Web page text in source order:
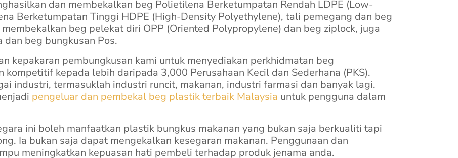
dan membekalkan beg Polietilena Berketumpatan Rendah LDPE (Low-
Berketumpatan Tinggi HDPE (High-Density Polyethylene), tali pemegang dan beg
beg pelekat diri OPP (Oriented Polypropylene) dan beg ziplock, juga
beg bungkusan Pos.
kepakaran pembungkusan kami untuk menyediakan perkhidmatan beg
kepada lebih daripada 3,000 Perusahaan Kecil dan Sederhana (PKS).
industri, termasuklah industri runcit, makanan, industri farmasi dan banyak lagi.
pengeluar dan pembekal beg plastik terbaik Malaysia untuk pengguna dalam
ini boleh manfaatkan plastik bungkus makanan yang bukan saja berkualiti tapi
Ia bukan saja dapat mengekalkan kesegaran makanan. Penggunaan dan
meningkatkan kepuasan hati pembeli terhadap produk jenama anda.